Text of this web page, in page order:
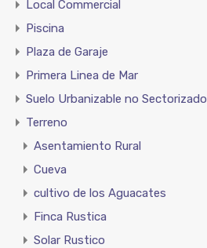
Local Commercial
Piscina
Plaza de Garaje
Primera Linea de Mar
Suelo Urbanizable no Sectorizado
Terreno
Asentamiento Rural
Cueva
cultivo de los Aguacates
Finca Rustica
Solar Rustico